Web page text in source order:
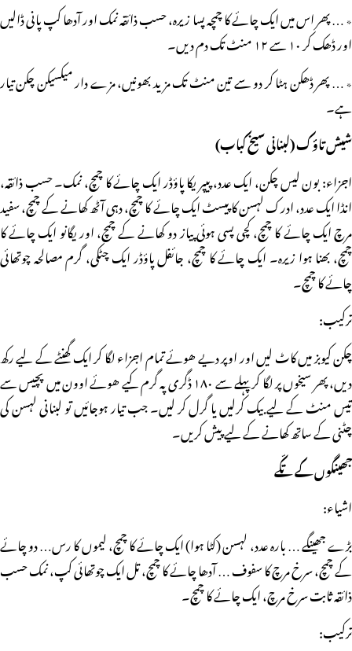
٭ … پھر اس میں ایک چائے کا چمچہ پسا زیرہ، حسب ذائقہ نمک اور آدھا کپ پانی ڈالیں
اور ڈھک کر ۱۰ سے ۱۲ منٹ تک دم دیں۔
٭ … پھر ڈھکن ہٹا کر دو سے تین منٹ تک مزید بھونیں، مزے دار میکسیکن چکن تیار
ہے۔
شیش تاؤک (لبنانی سیخ کباب)
اجزاء: بون لیس چکن، ایک عدد، پیپر یکا پاؤڈر ایک چائے کا چمچ، نمک۔ حسب ذائقہ،
انڈا ایک عدد، ادرک لہسن کا پیسٹ ایک چائے کا چمچ، دہی آٹھ کھانے کے چمچ، سفید
مرچ ایک چائے کا چمچ، کچی پسی ہوئی پیاز دو کھانے کے چمچ، اور یگانو ایک چائے کا
چمچ، بھنا ہوا زیرہ۔ ایک چائے کا چمچ، جائفل پاؤڈر ایک چٹکی، گرم مصالحہ چوتھائی
چائے کا چمچ۔
ترکیب:
چکن کیوبز میں کاٹ لیں اور اوپر دیے ھوئے تمام اجزاء لگا کر ایک گھنٹے کے لیے رکھ
دیں، پھر سیخوں پر لگا کر پہلے سے ۱۸۰ ڈگری پہ گرم کیے ھوئے اوون میں پچیس سے
تیس منٹ کے لیے بیک کرلیں یا گرل کر لیں۔ جب تیار ہوجائیں تو لبنانی لہسن کی
چٹنی کے ساتھ کھانے کے لیے پیش کریں۔
جھینگوں کے تکّے
اشیاء:
بڑے جھینگے … بارہ عدد، لہسن (کٹا ہوا) ایک چائے کا چمچ، لیموں کا رس… دو چائے
کے چمچ، سرخ مرچ کا سفوف … آدھا چائے کا چمچ، تل ایک چوتھائی کپ، نمک حسب
ذائقہ ثابت سرخ مرچ، ایک چائے کا چمچ۔
ترکیب: